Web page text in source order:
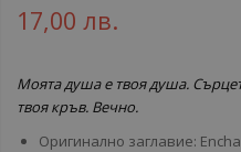
17,00 лв.
Моята душа е твоя душа.
твоя кръв. Вечно.
Оригинално заглавие: